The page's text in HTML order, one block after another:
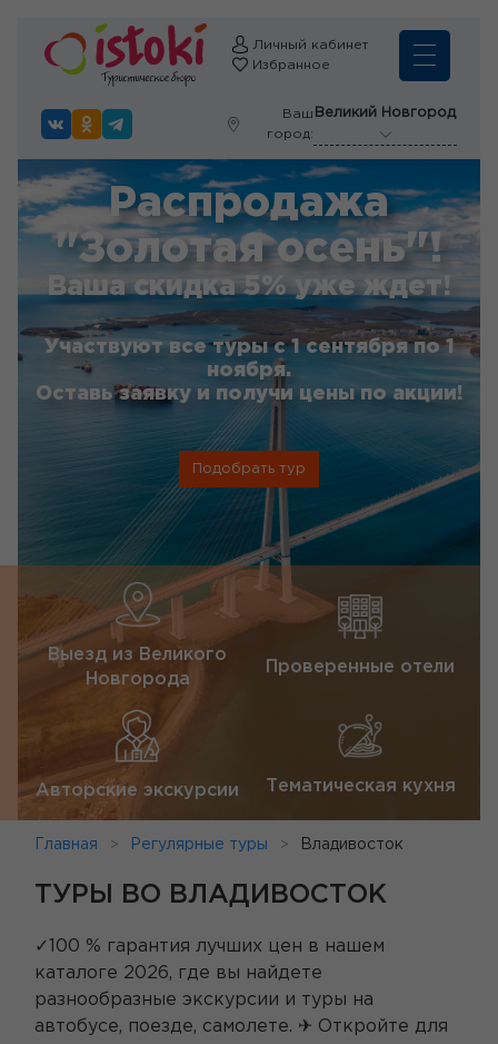
Личный кабинет
Избранное
Ваш
город:
Великий Новгород
Распродажа
"Золотая осень"!
Ваша скидка 5% уже ждет!
Участвуют все туры с 1 сентября по 1
ноября.
Оставь заявку и получи цены по акции!
Подобрать тур
Выезд из Великого
Новгорода
Проверенные отели
Авторские экскурсии Тематическая кухня
Главная Регулярные туры Владивосток
ТУРЫ ВО ВЛАДИВОСТОК
✓100 % гарантия лучших цен в нашем
каталоге 2026, где вы найдете
разнообразные экскурсии и туры на
автобусе, поезде, самолете. ✈ Откройте для